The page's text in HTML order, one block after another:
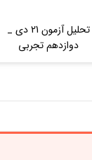
تحلیل آزمون 21 دی _
دوازدهم تجربی